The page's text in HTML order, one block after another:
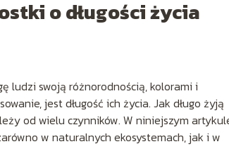
o długości życia
ludzi swoją różnorodnością, kolorami i
jest długość ich życia. Jak długo żyją
od wielu czynników. W niniejszym
w naturalnych ekosystemach, jak i w